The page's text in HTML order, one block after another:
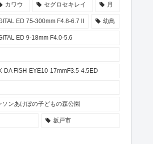
カワウ セグロセキレイ 月
ED 75-300mm F4.8-6.7 II 幼鳥
ED 9-18mm F4.0-5.6
DA FISH-EYE10-17mmF3.5-4.5ED
ソンあけぼの子どもの森公園
坂戸市